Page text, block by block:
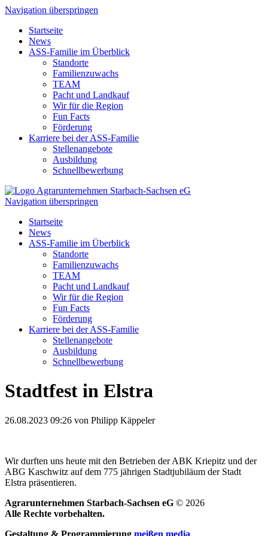
Navigation überspringen
Startseite
News
ASS-Familie im Überblick
Standorte
Familienzuwachs
TEAM
Pacht und Landkauf
Wir für die Region
Fun Facts
Förderung
Karriere bei der ASS-Familie
Stellenangebote
Ausbildung
Schnellbewerbung
Navigation überspringen
Startseite
News
ASS-Familie im Überblick
Standorte
Familienzuwachs
TEAM
Pacht und Landkauf
Wir für die Region
Fun Facts
Förderung
Karriere bei der ASS-Familie
Stellenangebote
Ausbildung
Schnellbewerbung
Stadtfest in Elstra
26.08.2023 09:26 von Philipp Käppeler
Wir durften uns heute mit den Betrieben der ABK Kriepitz und der
ABG Kaschwitz auf dem 775 jährigen Stadtjubiläum der Stadt
Elstra präsentieren.
Agrarunternehmen Starbach-Sachsen eG © 2026
Alle Rechte vorbehalten.
Gestaltung & Programmierung meißen media